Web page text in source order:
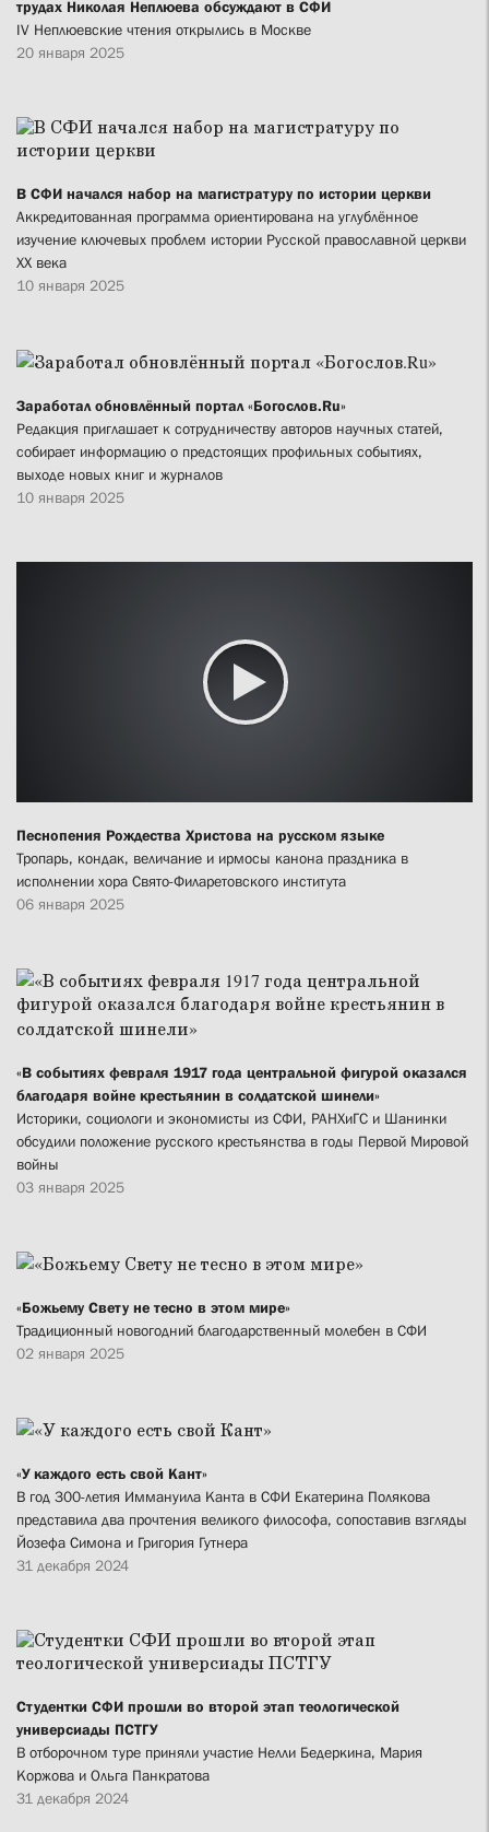
трудах Николая Неплюева обсуждают в СФИ
IV Неплюевские чтения открылись в Москве
20 января 2025
В СФИ начался набор на магистратуру по истории церкви
Аккредитованная программа ориентирована на углублённое
изучение ключевых проблем истории Русской православной церкви
ХХ века
10 января 2025
Заработал обновлённый портал «Богослов.Ru»
Редакция приглашает к сотрудничеству авторов научных статей,
собирает информацию о предстоящих профильных событиях,
выходе новых книг и журналов
10 января 2025
Песнопения Рождества Христова на русском языке
Тропарь, кондак, величание и ирмосы канона праздника в
исполнении хора Свято-Филаретовского института
06 января 2025
«В событиях февраля 1917 года центральной фигурой оказался
благодаря войне крестьянин в солдатской шинели»
Историки, социологи и экономисты из СФИ, РАНХиГС и Шанинки
обсудили положение русского крестьянства в годы Первой Мировой
войны
03 января 2025
«Божьему Свету не тесно в этом мире»
Традиционный новогодний благодарственный молебен в СФИ
02 января 2025
«У каждого есть свой Кант»
В год 300-летия Иммануила Канта в СФИ Екатерина Полякова
представила два прочтения великого философа, сопоставив взгляды
Йозефа Симона и Григория Гутнера
31 декабря 2024
Студентки СФИ прошли во второй этап теологической
универсиады ПСТГУ
В отборочном туре приняли участие Нелли Бедеркина, Мария
Коржова и Ольга Панкратова
31 декабря 2024